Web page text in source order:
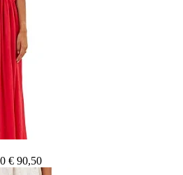
€ 90,50